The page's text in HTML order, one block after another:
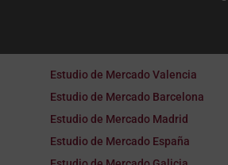
Estudio de Mercado Valencia
Estudio de Mercado Barcelona
Estudio de Mercado Madrid
Estudio de Mercado España